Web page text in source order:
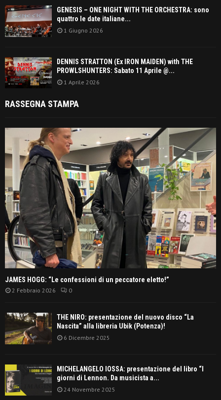
GENESIS – ONE NIGHT WITH THE ORCHESTRA: sono
quattro le date italiane...
1 Giugno 2026
DENNIS STRATTON (Ex IRON MAIDEN) with THE
PROWLSHUNTERS: Sabato 11 Aprile @...
1 Aprile 2026
RASSEGNA STAMPA
JAMES HOGG: “Le confessioni di un peccatore eletto!”
2 Febbraio 2026 0
THE NIRO: presentazione del nuovo disco “La
Nascita” alla libreria Ubik (Potenza)!
6 Dicembre 2025
MICHELANGELO IOSSA: presentazione del libro “I
giorni di Lennon. Da musicista a...
24 Novembre 2025